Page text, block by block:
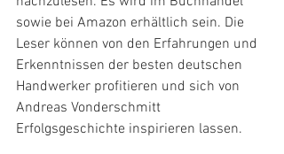
sowie bei Amazon erhältlich sein. Die
Leser können von den Erfahrungen und
Erkenntnissen der besten deutschen
Handwerker profitieren und sich von
Andreas Vonderschmitt
Erfolgsgeschichte inspirieren lassen.